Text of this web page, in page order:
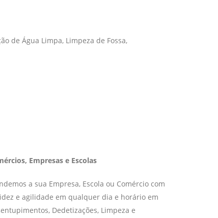
de Água Limpa, Limpeza de Fossa,
Empresas e Escolas
a sua Empresa, Escola ou Comércio com
e agilidade em qualquer dia e horário em
Dedetizações, Limpeza e